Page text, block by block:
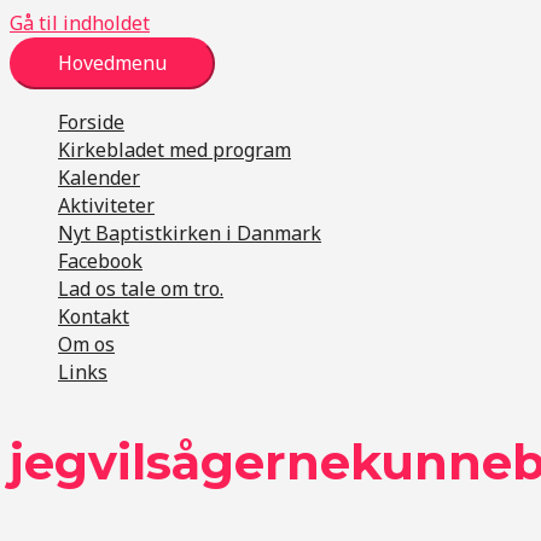
Gå til indholdet
Hovedmenu
Forside
Kirkebladet med program
Kalender
Aktiviteter
Nyt Baptistkirken i Danmark
Facebook
Lad os tale om tro.
Kontakt
Om os
Links